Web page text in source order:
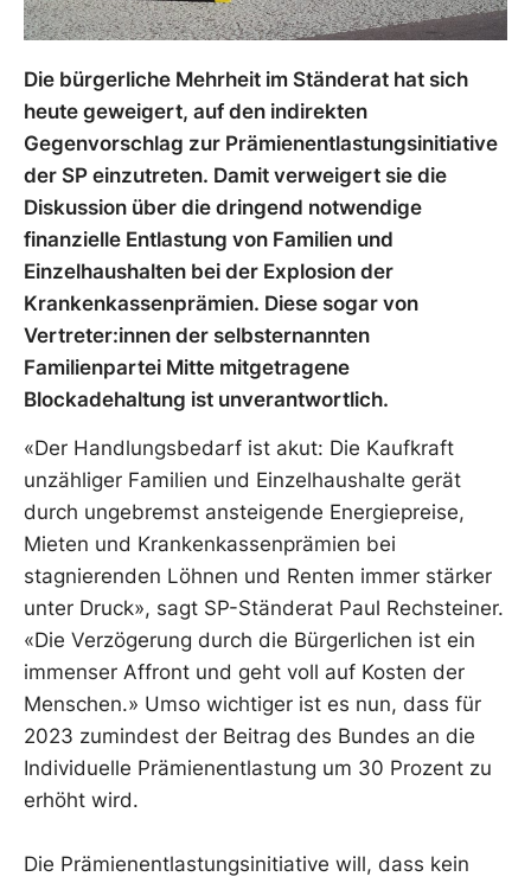
Die bürgerliche Mehrheit im Ständerat hat sich
heute geweigert, auf den indirekten
Gegenvorschlag zur Prämienentlastungsinitiative
der SP einzutreten. Damit verweigert sie die
Diskussion über die dringend notwendige
finanzielle Entlastung von Familien und
Einzelhaushalten bei der Explosion der
Krankenkassenprämien. Diese sogar von
Vertreter:innen der selbsternannten
Familienpartei Mitte mitgetragene
Blockadehaltung ist unverantwortlich.
«Der Handlungsbedarf ist akut: Die Kaufkraft
unzähliger Familien und Einzelhaushalte gerät
durch ungebremst ansteigende Energiepreise,
Mieten und Krankenkassenprämien bei
stagnierenden Löhnen und Renten immer stärker
unter Druck», sagt SP-Ständerat Paul Rechsteiner.
«Die Verzögerung durch die Bürgerlichen ist ein
immenser Affront und geht voll auf Kosten der
Menschen.» Umso wichtiger ist es nun, dass für
2023 zumindest der Beitrag des Bundes an die
Individuelle Prämienentlastung um 30 Prozent zu
erhöht wird.
Die Prämienentlastungsinitiative will, dass kein